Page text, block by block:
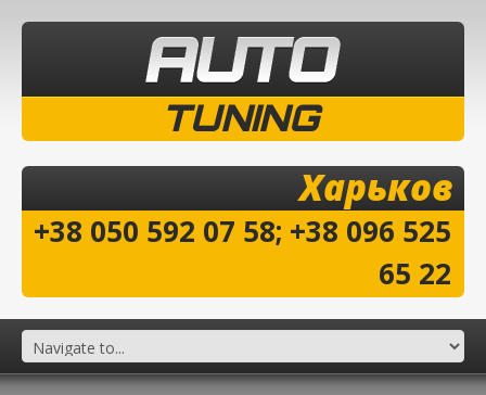
TUNING
Харьков
+38 050 592 07 58; +38 096 525
65 22